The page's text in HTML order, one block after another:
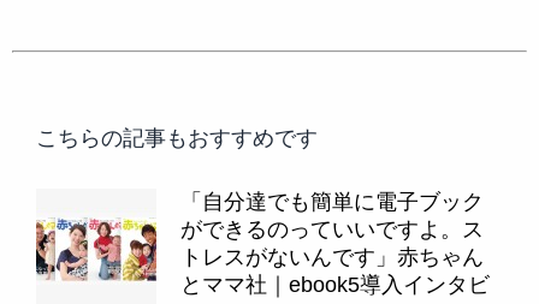
こちらの記事もおすすめです
「自分達でも簡単に電子ブック
ができるのっていいですよ。ス
トレスがないんです」赤ちゃん
とママ社｜ebook5導入インタビ